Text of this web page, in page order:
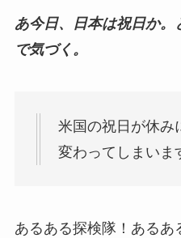
あ今日、日本は祝日か。
で気づく。
米国の祝日が休み
変わってしまいま
あるある探検隊！あるあ